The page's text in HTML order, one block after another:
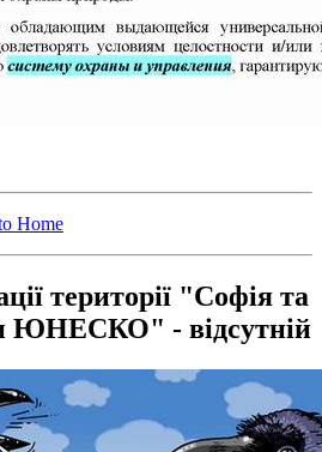
Home
території "Софія та
ЮНЕСКО" - відсутній